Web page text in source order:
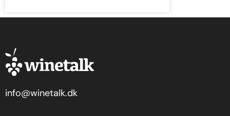
info@winetalk.dk